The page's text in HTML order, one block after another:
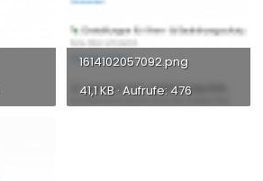
1614102057092.png
41,1 KB · Aufrufe: 476